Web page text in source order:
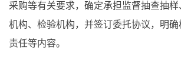
采购等有关要求，确定承担监督抽查抽
机构、检验机构，并签订委托协议，明
责任等内容。